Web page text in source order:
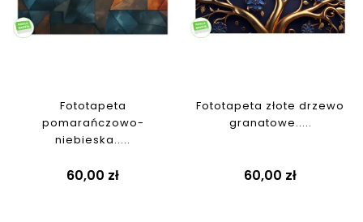
Fototapeta
pomarańczowo-
niebieska.....
Cena
60,00 zł
Fototapeta złote drzewo
granatowe.....
Cena
60,00 zł